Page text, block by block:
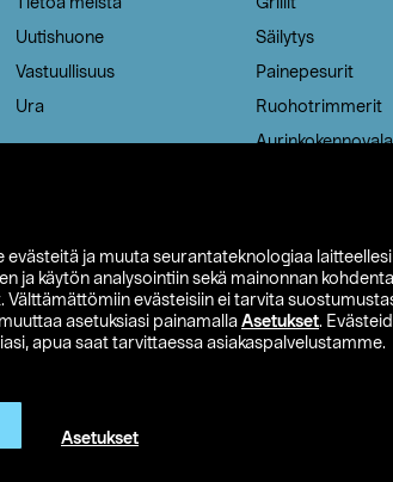
evästeitä ja muuta seurantateknologiaa laitteellesi
ja käytön analysointiin sekä mainonnan
evästeisiin ei tarvita
asetuksiasi painamalla Asetukset.
apua saat tarvittaessa asiakaspalvelustamme.
Asetukset
Uutishuone
Vastuullisuus
Ura
Säilytys
Painepesurit
Ruohotrimmerit